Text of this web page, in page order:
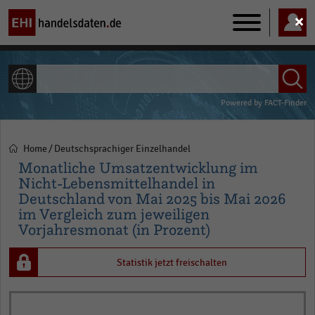
Main
navigation
Powered by FACT-Finder
Pfadnavigation
Home Deutschsprachiger Einzelhandel
Monatliche Umsatzentwicklung im
Nicht-Lebensmittelhandel in
Deutschland von Mai 2025 bis Mai 2026
im Vergleich zum jeweiligen
Vorjahresmonat (in Prozent)
Statistik jetzt freischalten